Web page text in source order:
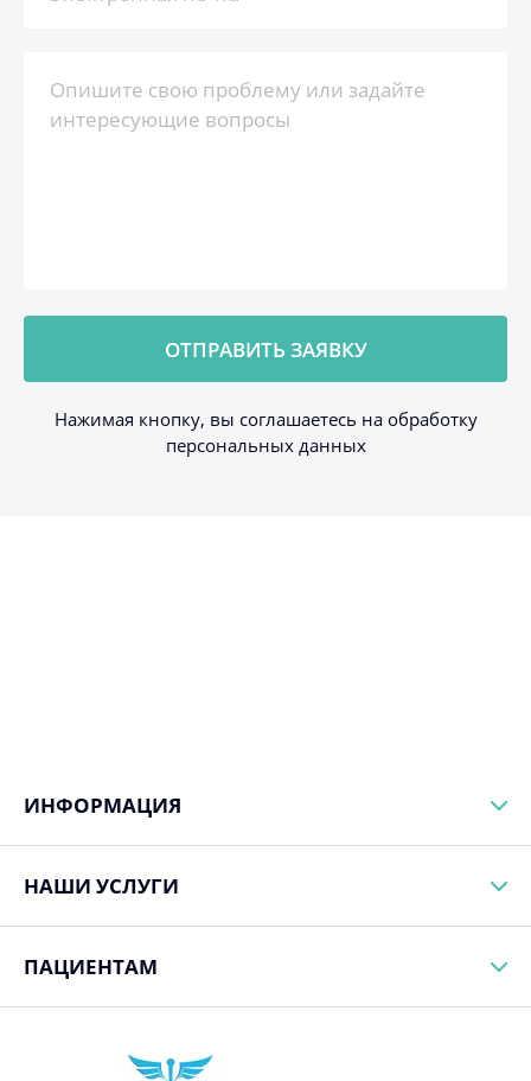
Нажимая кнопку, вы соглашаетесь на обработку
персональных данных
ИНФОРМАЦИЯ
НАШИ УСЛУГИ
ПАЦИЕНТАМ